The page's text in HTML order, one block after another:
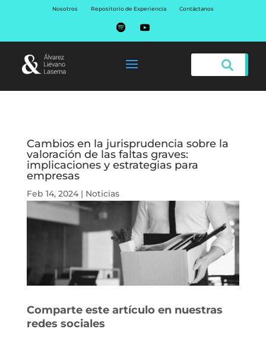
Nosotros Repositorio de Experiencia Contáctanos
Cambios en la jurisprudencia sobre la
valoración de las faltas graves:
implicaciones y estrategias para
empresas
Feb 14, 2024| Noticias
Comparte este artículo en nuestras
redes sociales